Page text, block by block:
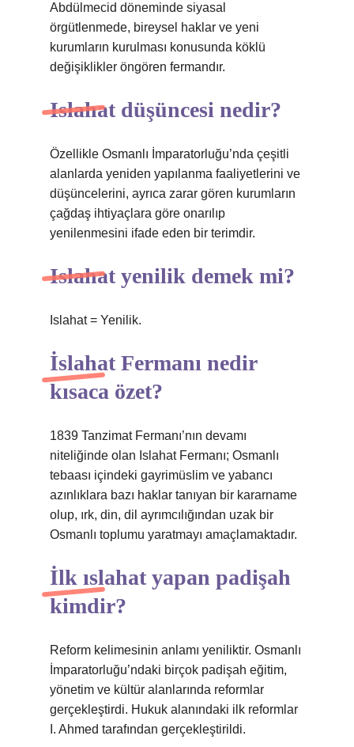
Abdülmecid döneminde siyasal
örgütlenmede, bireysel haklar ve yeni
kurumların kurulması konusunda köklü
değişiklikler öngören fermandır.
Islahat düşüncesi nedir?
Özellikle Osmanlı İmparatorluğu’nda çeşitli
alanlarda yeniden yapılanma faaliyetlerini ve
düşüncelerini, ayrıca zarar gören kurumların
çağdaş ihtiyaçlara göre onarılıp
yenilenmesini ifade eden bir terimdir.
Islahat yenilik demek mi?
Islahat = Yenilik.
İslahat Fermanı nedir
kısaca özet?
1839 Tanzimat Fermanı’nın devamı
niteliğinde olan Islahat Fermanı; Osmanlı
tebaası içindeki gayrimüslim ve yabancı
azınlıklara bazı haklar tanıyan bir kararname
olup, ırk, din, dil ayrımcılığından uzak bir
Osmanlı toplumu yaratmayı amaçlamaktadır.
İlk ıslahat yapan padişah
kimdir?
Reform kelimesinin anlamı yeniliktir. Osmanlı
İmparatorluğu’ndaki birçok padişah eğitim,
yönetim ve kültür alanlarında reformlar
gerçekleştirdi. Hukuk alanındaki ilk reformlar
I. Ahmed tarafından gerçekleştirildi.